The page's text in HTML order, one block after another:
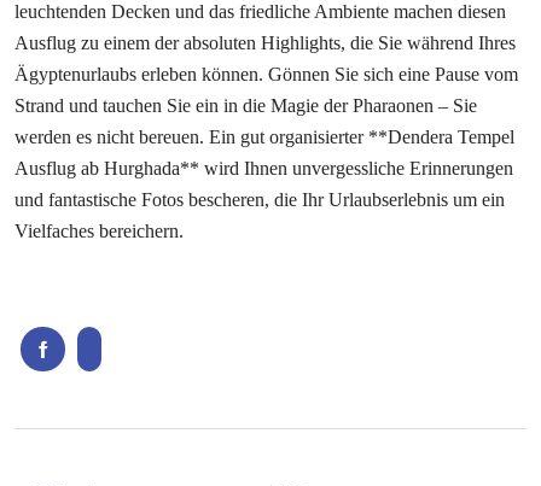
leuchtenden Decken und das friedliche Ambiente machen diesen
Ausflug zu einem der absoluten Highlights, die Sie während Ihres
Ägyptenurlaubs erleben können. Gönnen Sie sich eine Pause vom
Strand und tauchen Sie ein in die Magie der Pharaonen – Sie
werden es nicht bereuen. Ein gut organisierter **Dendera Tempel
Ausflug ab Hurghada** wird Ihnen unvergessliche Erinnerungen
und fantastische Fotos bescheren, die Ihr Urlaubserlebnis um ein
Vielfaches bereichern.